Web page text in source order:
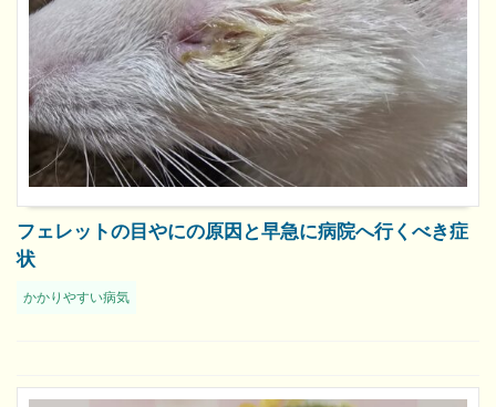
フェレットの目やにの原因と早急に病院へ行くべき症
状
かかりやすい病気